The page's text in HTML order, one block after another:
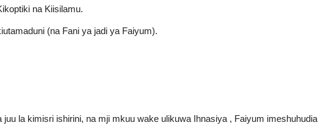
na Kiisilamu.
(na Fani ya jadi ya Faiyum).
la kimisri ishirini, na mji mkuu wake ulikuwa Ihnasiya , Faiyum imeshuhudia